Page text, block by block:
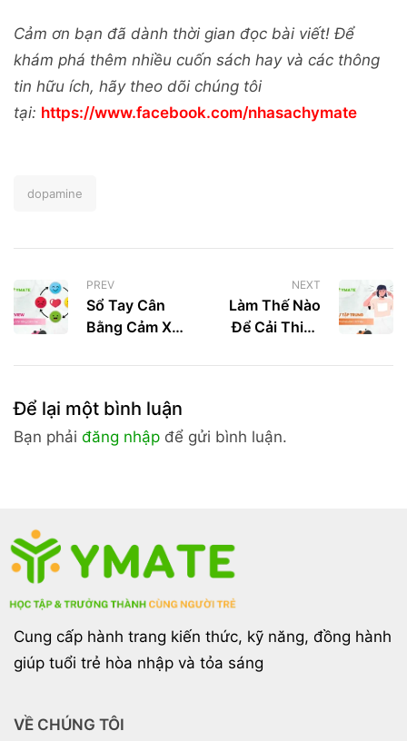
Cảm ơn bạn đã dành thời gian đọc bài viết! Để
khám phá thêm nhiều cuốn sách hay và các thông
tin hữu ích, hãy theo dõi chúng tôi
tại: https://www.facebook.com/nhasachymate
dopamine
PREV
Sổ Tay Cân
Bằng Cảm Xúc
NEXT
Làm Thế Nào
Để Cải Thiện
Để lại một bình luận
Bạn phải đăng nhập để gửi bình luận.
Cung cấp hành trang kiến thức, kỹ năng, đồng hành
giúp tuổi trẻ hòa nhập và tỏa sáng
VỀ CHÚNG TÔI